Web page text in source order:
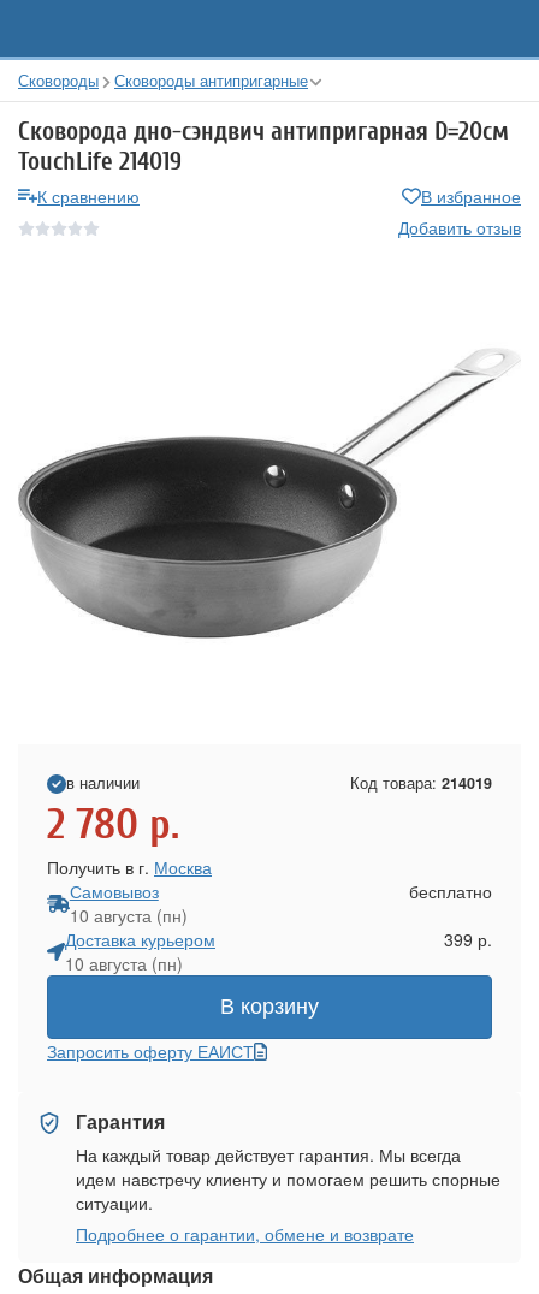
Сковороды Сковороды антипригарные
Сковорода дно-сэндвич антипригарная D=20см
TouchLife 214019
К сравнению
В избранное
Добавить отзыв
Общая информация
в наличии Код товара: 214019
2 780 р.
Получить в г. Москва
Самовывоз
10 августа (пн)
бесплатно
Доставка курьером
10 августа (пн)
399 р.
В корзину
Запросить оферту ЕАИСТ
Гарантия
На каждый товар действует гарантия. Мы всегда
идем навстречу клиенту и помогаем решить спорные
ситуации.
Подробнее о гарантии, обмене и возврате